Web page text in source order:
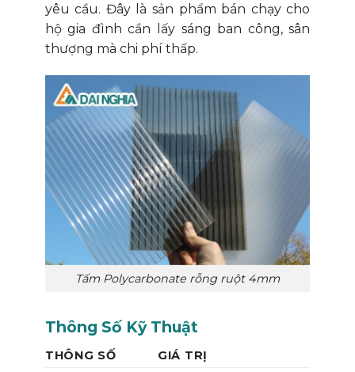
yêu cầu. Đây là sản phẩm bán chạy cho
hộ gia đình cần lấy sáng ban công, sân
thượng mà chi phí thấp.
Tấm Polycarbonate rỗng ruột 4mm
Thông Số Kỹ Thuật
THÔNG SỐ GIÁ TRỊ